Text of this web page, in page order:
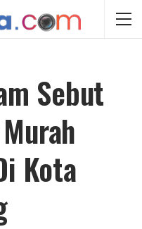
Sebut
Kota